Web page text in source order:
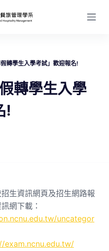
轉學生入學考試」歡迎報名!
轉學生入學
!
生資訊網頁及招生網路報
網下載：
uncategor
exam.ncnu.edu.tw/